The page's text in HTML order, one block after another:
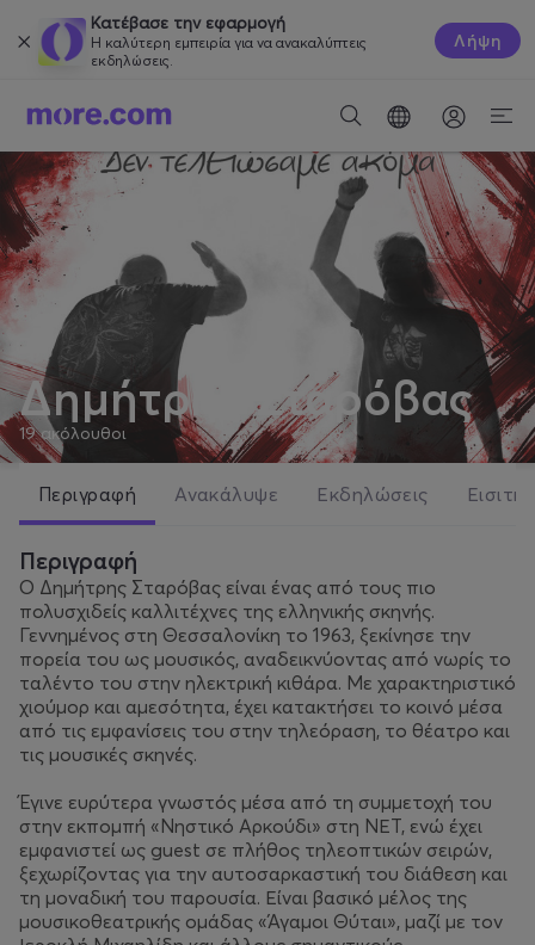
Κατέβασε την εφαρμογή
Η καλύτερη εμπειρία για να ανακαλύπτεις
εκδηλώσεις.
Λήψη
Δημήτρης Σταρόβας
19 ακόλουθοι
Περιγραφή Ανακάλυψε Εκδηλώσεις
Περιγραφή
Ο Δημήτρης Σταρόβας είναι ένας από τους πιο
πολυσχιδείς καλλιτέχνες της ελληνικής σκηνής.
Γεννημένος στη Θεσσαλονίκη το 1963, ξεκίνησε την
πορεία του ως μουσικός, αναδεικνύοντας από νωρίς το
ταλέντο του στην ηλεκτρική κιθάρα. Με χαρακτηριστικό
χιούμορ και αμεσότητα, έχει κατακτήσει το κοινό μέσα
από τις εμφανίσεις του στην τηλεόραση, το θέατρο και
τις μουσικές σκηνές.
Έγινε ευρύτερα γνωστός μέσα από τη συμμετοχή του
στην εκπομπή «Νηστικό Αρκούδι» στη ΝΕΤ, ενώ έχει
εμφανιστεί ως guest σε πλήθος τηλεοπτικών σειρών,
ξεχωρίζοντας για την αυτοσαρκαστική του διάθεση και
τη μοναδική του παρουσία. Είναι βασικό μέλος της
μουσικοθεατρικής ομάδας «Άγαμοι Θύται», μαζί με τον